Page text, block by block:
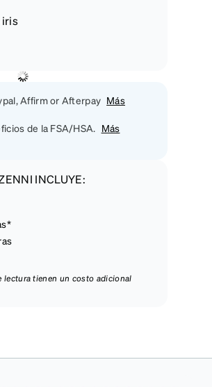
iris
Affirm or Afterpay Más
de la FSA/HSA. Más
INCLUYE:
lectura tienen un costo adicional